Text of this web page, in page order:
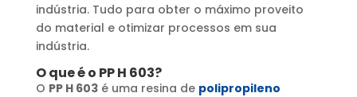
indústria. Tudo para obter o máximo proveito
do material e otimizar processos em sua
indústria.
O que é o PP H 603?
O PP H 603é uma resina de polipropileno